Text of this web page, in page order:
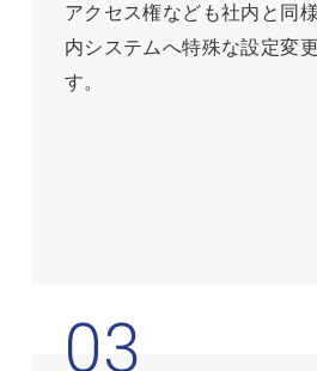
アクセス権なども社内と同
内システムへ特殊な設定変
す。